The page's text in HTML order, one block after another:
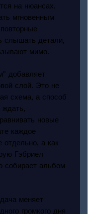
на нюансах.
мгновенным
слышать детали,
мимо.
добавляет
слой. Это не
схема, а способ
новые
каждое
отдельно, а как
Гэбриел
собирает альбом
меняет
громкого дня